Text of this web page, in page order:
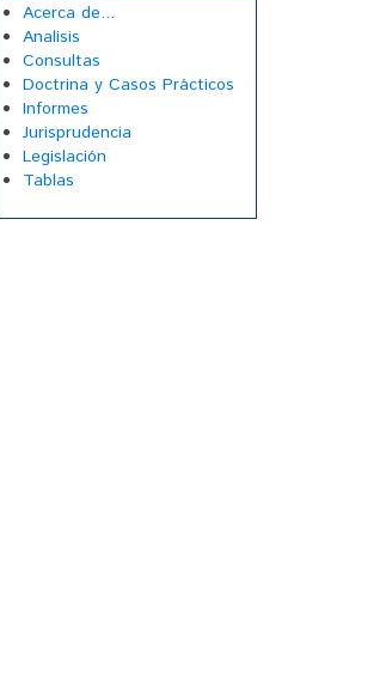
Acerca de...
Analisis
Consultas
Doctrina y Casos Prácticos
Informes
Jurisprudencia
Legislación
Tablas